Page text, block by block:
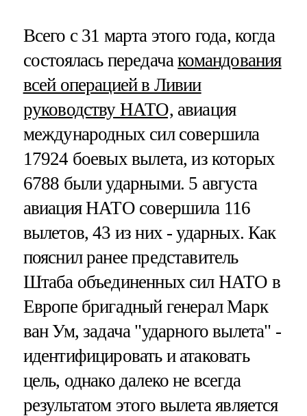
Всего с 31 марта этого года, когда
состоялась передачакомандования
всей операцией в Ливии
руководству НАТО, авиация
международных сил совершила
17924 боевых вылета, из которых
6788 были ударными. 5 августа
авиация НАТО совершила 116
вылетов, 43 из них - ударных. Как
пояснил ранее представитель
Штаба объединенных сил НАТО в
Европе бригадный генерал Марк
ван Ум, задача "ударного вылета" -
идентифицировать и атаковать
цель, однако далеко не всегда
результатом этого вылета является